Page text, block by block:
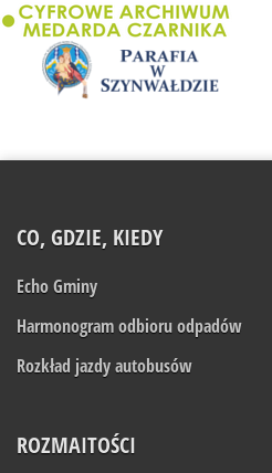
CO, GDZIE, KIEDY
Echo Gminy
Harmonogram odbioru odpadów
Rozkład jazdy autobusów
ROZMAITOŚCI